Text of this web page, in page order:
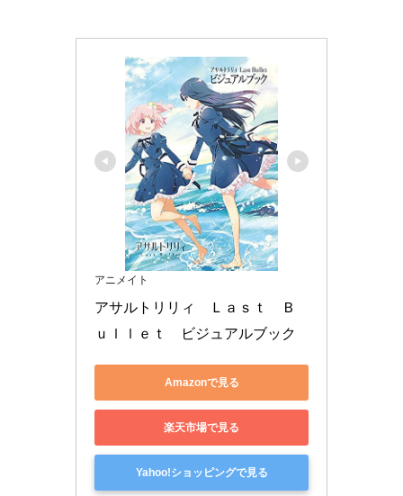
アニメイト
アサルトリリィ　Ｌａｓｔ　Ｂ
ｕｌｌｅｔ　ビジュアルブック
Amazonで見る
楽天市場で見る
Yahoo!ショッピングで見る